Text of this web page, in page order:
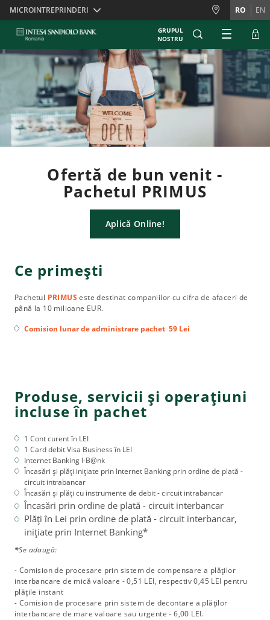
Skiplinks
MICROINTREPRINDERI RO EN
GRUPUL
NOSTRU
Ofertă de bun venit -
Pachetul PRIMUS
Aplică Online!
Ce primești
Pachetul PRIMUSeste destinat companiilor cu cifra de afaceri de
până la 10 milioane EUR.
Comision lunar de administrare pachet 59 Lei
Produse, servicii și operațiuni
incluse în pachet
1 Cont curent în LEI
1 Card debit Visa Business în LEI
Internet Banking I-B@nk
Încasări și plăți inițiate prin Internet Banking prin ordine de plată -
circuit intrabancar
Încasări și plăți cu instrumente de debit - circuit intrabancar
Încasări prin ordine de plată - circuit interbancar
Plăţi în Lei prin ordine de plată - circuit interbancar,
inițiate prin Internet Banking*
*Se adaugă:
- Comision de procesare prin sistem de compensare a plăților
interbancare de mică valoare - 0,51 LEI, respectiv 0,45 LEI pentru
plățile instant
- Comision de procesare prin sistem de decontare a plăților
interbancare de mare valoare sau urgente - 6,00 LEI.